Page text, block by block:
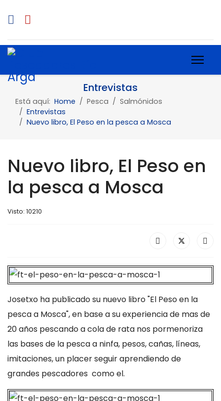
Entrevistas
Está aquí: Home Pesca
Salmónidos
Entrevistas
Nuevo libro, El Peso en la pesca a Mosca
Nuevo libro, El Peso en
la pesca a Mosca
Visto: 10210
Josetxo ha publicado su nuevo libro "El Peso en la
pesca a Mosca", en base a su experiencia de mas de
20 años pescando a cola de rata nos pormenoriza
las bases de la pesca a ninfa, pesos, cañas, líneas,
imitaciones, un placer seguir aprendiendo de
grandes pescadores como el.